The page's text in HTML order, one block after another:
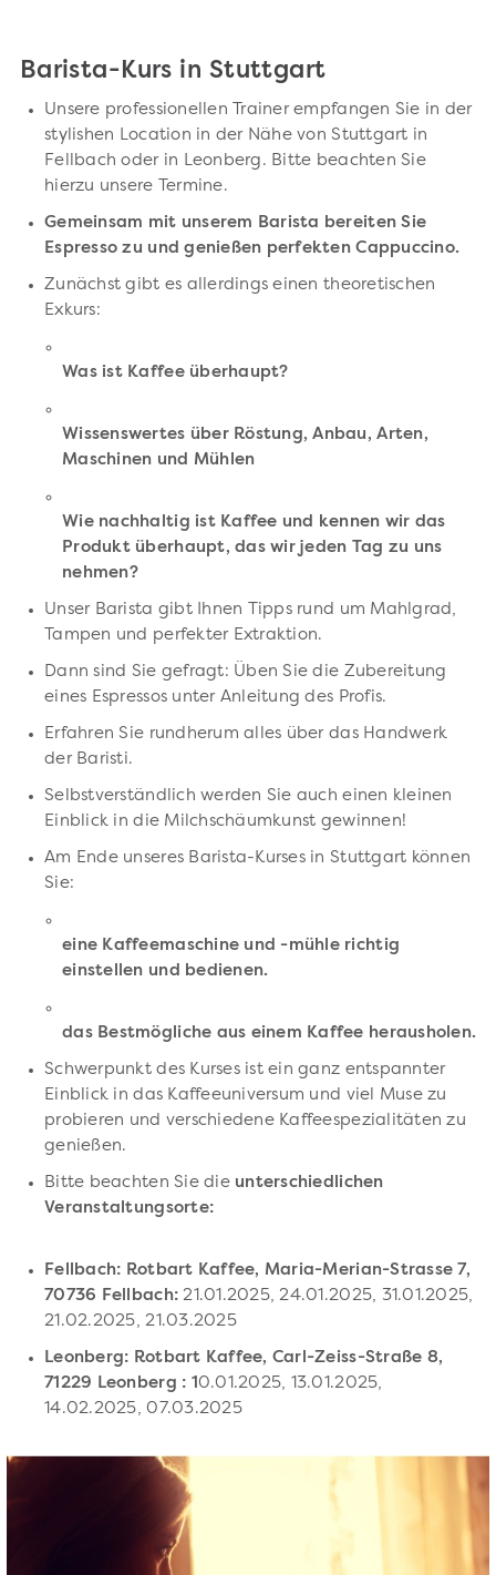
Barista-Kurs in Stuttgart
Unsere professionellen Trainer empfangen Sie in der
stylishen Location in der Nähe von Stuttgart in
Fellbach oder in Leonberg. Bitte beachten Sie
hierzu unsere Termine.
Gemeinsam mit unserem Barista bereiten Sie
Espresso zu und genießen perfekten Cappuccino.
Zunächst gibt es allerdings einen theoretischen
Exkurs:
Was ist Kaffee überhaupt?
Wissenswertes über Röstung, Anbau, Arten,
Maschinen und Mühlen
Wie nachhaltig ist Kaffee und kennen wir das
Produkt überhaupt, das wir jeden Tag zu uns
nehmen?
Unser Barista gibt Ihnen Tipps rund um Mahlgrad,
Tampen und perfekter Extraktion.
Dann sind Sie gefragt: Üben Sie die Zubereitung
eines Espressos unter Anleitung des Profis.
Erfahren Sie rundherum alles über das Handwerk
der Baristi.
Selbstverständlich werden Sie auch einen kleinen
Einblick in die Milchschäumkunst gewinnen!
Am Ende unseres Barista-Kurses in Stuttgart können
Sie:
eine Kaffeemaschine und -mühle richtig
einstellen und bedienen.
das Bestmögliche aus einem Kaffee herausholen.
Schwerpunkt des Kurses ist ein ganz entspannter
Einblick in das Kaffeeuniversum und viel Muse zu
probieren und verschiedene Kaffeespezialitäten zu
genießen.
Bitte beachten Sie die unterschiedlichen
Veranstaltungsorte:
Fellbach: Rotbart Kaffee, Maria-Merian-Strasse 7,
70736 Fellbach:21.01.2025, 24.01.2025, 31.01.2025,
21.02.2025, 21.03.2025
Leonberg: Rotbart Kaffee, Carl-Zeiss-Straße 8,
71229 Leonberg : 1 0.01.2025, 13.01.2025,
14.02.2025, 07.03.2025